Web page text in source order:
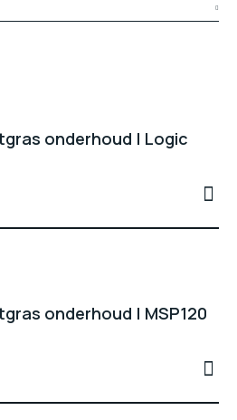
onderhoud | Logic
onderhoud | MSP120